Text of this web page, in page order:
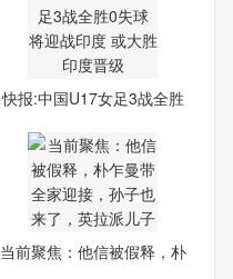
快报:中国U17女足3战全胜
当前聚焦：他信被假释，朴